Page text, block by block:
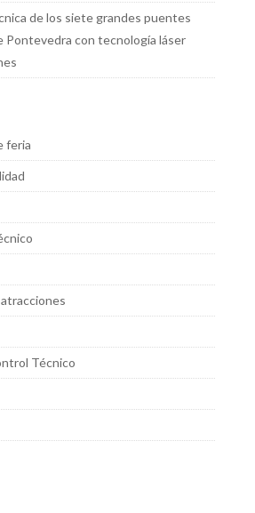
de los siete grandes puentes
Pontevedra con tecnología láser
feria
Técnico